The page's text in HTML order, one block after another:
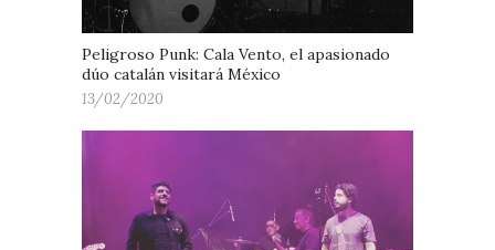
Peligroso Punk: Cala Vento, el apasionado
dúo catalán visitará México
13/02/2020